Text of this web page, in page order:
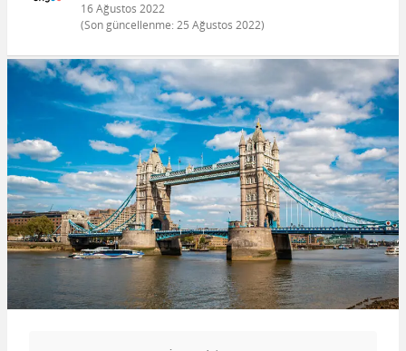
16 Ağustos 2022
(Son güncellenme: 25 Ağustos 2022)